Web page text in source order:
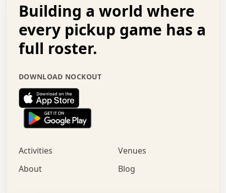
.   .   .   .   .   .   .   .   .   .   .   :   .
.   .   .   .   +   .   .   .   .   .   .   .   +
.   :   .   .   .   .   .   .   .   .   o   .   .
.   .   x   .   .   .   .   .   .   :   .   .   o
.   .   .   .   :   .   .   .   .   o   .   .   .
.   .   .   .   .   .   .   :   .   .   .   .   .
.   .   .   .   .   .   .   +   .   .   x   .   .
.   .   .   .   .   :   +   .   .   .   .   .   o
.   .   .   .   .   .   .   .   .   .   .   .   .
.   .   :   o   .   .   .   .   .   .   .   +   .
.   o   .   .   .   .   x   .   .   .   .   .   .
+   .   o   .   .   .   .   o   .   .   .   .
.   +   .   .   .   .   .   .   .   .   :   .   x
Building a world where
every pickup game has a
full roster.
DOWNLOAD NOCKOUT
Activities
Venues
About
Blog